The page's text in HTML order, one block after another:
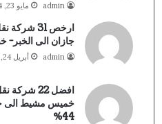
admin مايو 23, 2024
ارخص 31
جازان الى الخبر-
admin أبريل 24, 2024
افضل 22
خميس مشيط الى
44%